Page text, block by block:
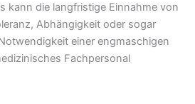
kann die langfristige Einnahme von
Abhängigkeit oder sogar
einer engmaschigen
Fachpersonal